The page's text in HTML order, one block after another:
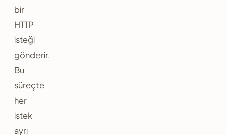
bir
HTTP
isteği
gönderir.
Bu
süreçte
her
istek
ayrı